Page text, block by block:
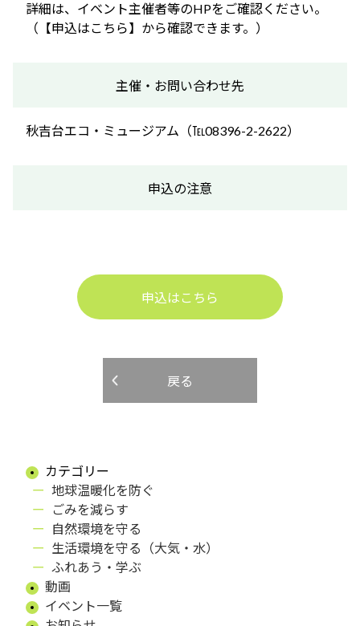
詳細は、イベント主催者等のHPをご確認ください。
（【申込はこちら】から確認できます。）
主催・お問い合わせ先
秋吉台エコ・ミュージアム（℡08396-2-2622）
申込の注意
申込はこちら
戻る
カテゴリー
地球温暖化を防ぐ
ごみを減らす
自然環境を守る
生活環境を守る（大気・水）
ふれあう・学ぶ
動画
イベント一覧